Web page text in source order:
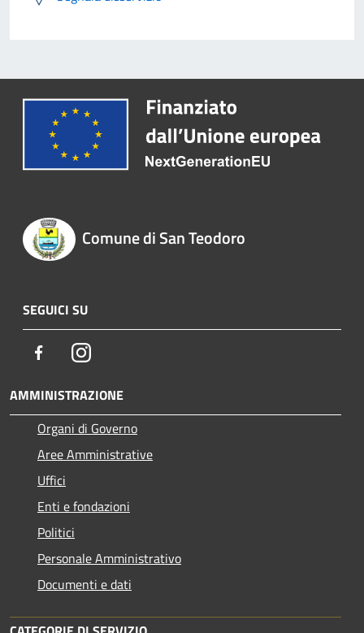
Comune di San Teodoro
SEGUICI SU
FacebookInstagram
AMMINISTRAZIONE
Organi di Governo
Aree Amministrative
Uffici
Enti e fondazioni
Politici
Personale Amministrativo
Documenti e dati